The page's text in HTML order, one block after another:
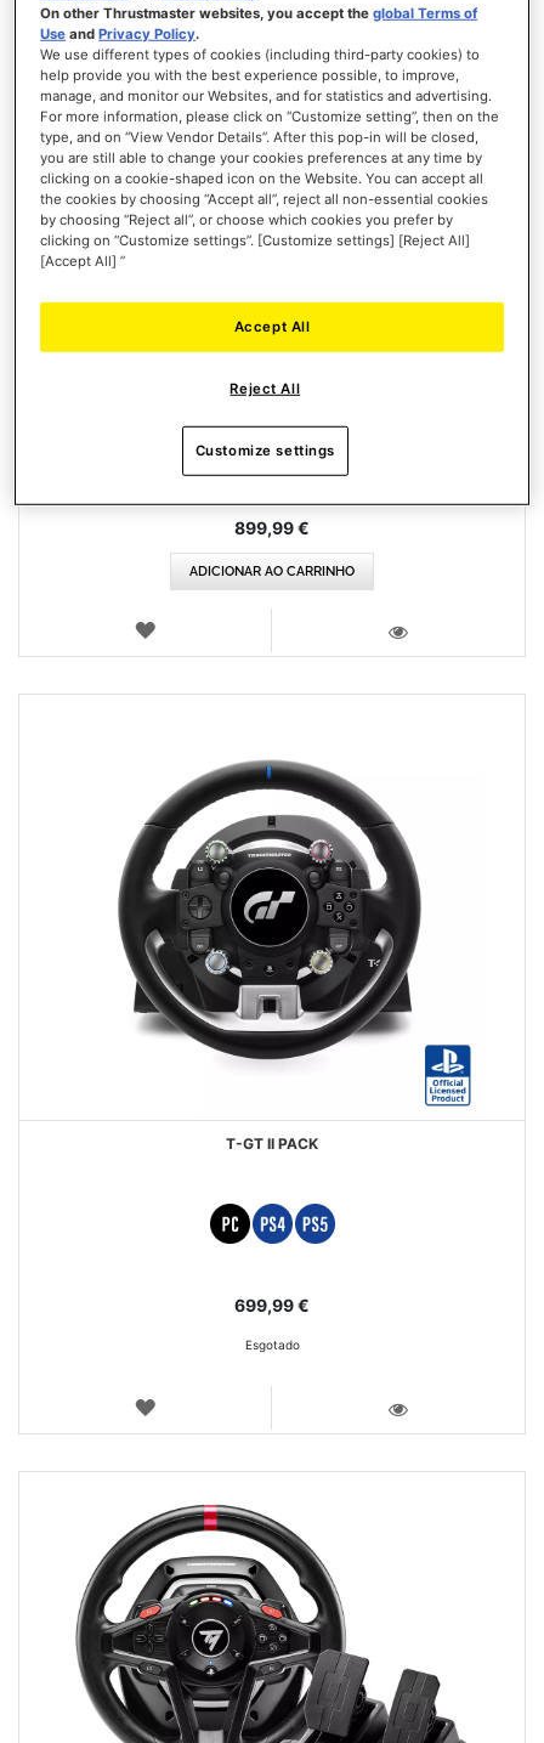
899,99 €
ADICIONAR AO CARRINHO
LISTA
T-GT II PACK
699,99 €
Esgotado
LISTA
On other Thrustmaster websites, you accept theglobal Terms of
Use andPrivacy Policy.
We use different types of cookies (including third-party cookies) to
help provide you with the best experience possible, to improve,
manage, and monitor our Websites, and for statistics and advertising.
For more information, please click on “Customize setting”, then on the
type, and on “View Vendor Details”. After this pop-in will be closed,
you are still able to change your cookies preferences at any time by
clicking on a cookie-shaped icon on the Website. You can accept all
the cookies by choosing “Accept all”, reject all non-essential cookies
by choosing “Reject all”, or choose which cookies you prefer by
clicking on “Customize settings”. [Customize settings] [Reject All]
[Accept All] ”
Reject All
Accept All
Customize settings